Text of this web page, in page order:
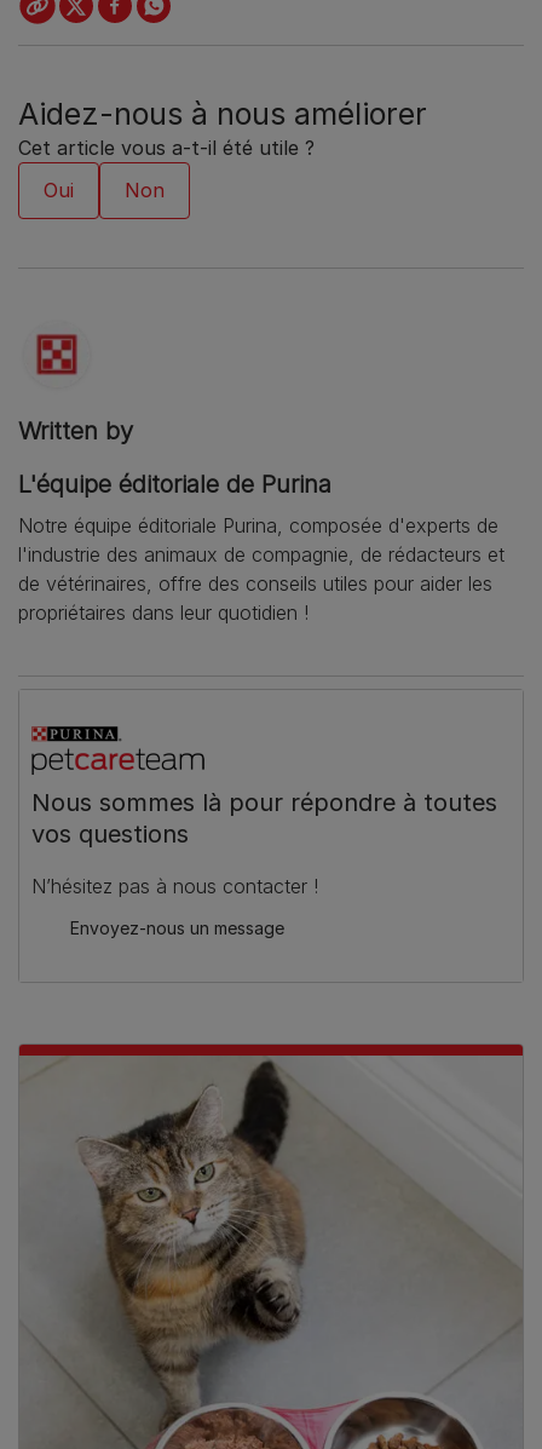
Aidez-nous à nous améliorer
Cet article vous a-t-il été utile ?
Written by
L'équipe éditoriale de Purina
Notre équipe éditoriale Purina, composée d'experts de
l'industrie des animaux de compagnie, de rédacteurs et
de vétérinaires, offre des conseils utiles pour aider les
propriétaires dans leur quotidien !
Nous sommes là pour répondre à toutes
vos questions
N’hésitez pas à nous contacter !
Envoyez-nous un message